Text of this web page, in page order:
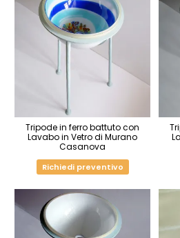
Tripode in ferro battuto con
Lavabo in Vetro di Murano
Casanova
Richiedi preventivo